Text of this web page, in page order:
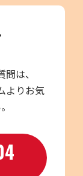
は、
よりお気